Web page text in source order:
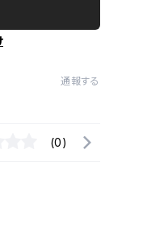
通報する
(0)